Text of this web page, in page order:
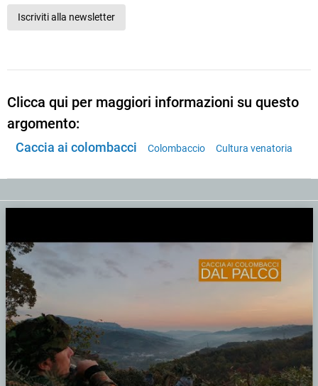
Iscriviti alla newsletter
Clicca qui per maggiori informazioni su questo
argomento:
Caccia ai colombacci Colombaccio Cultura venatoria